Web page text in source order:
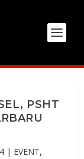
PSHT
| EVENT,